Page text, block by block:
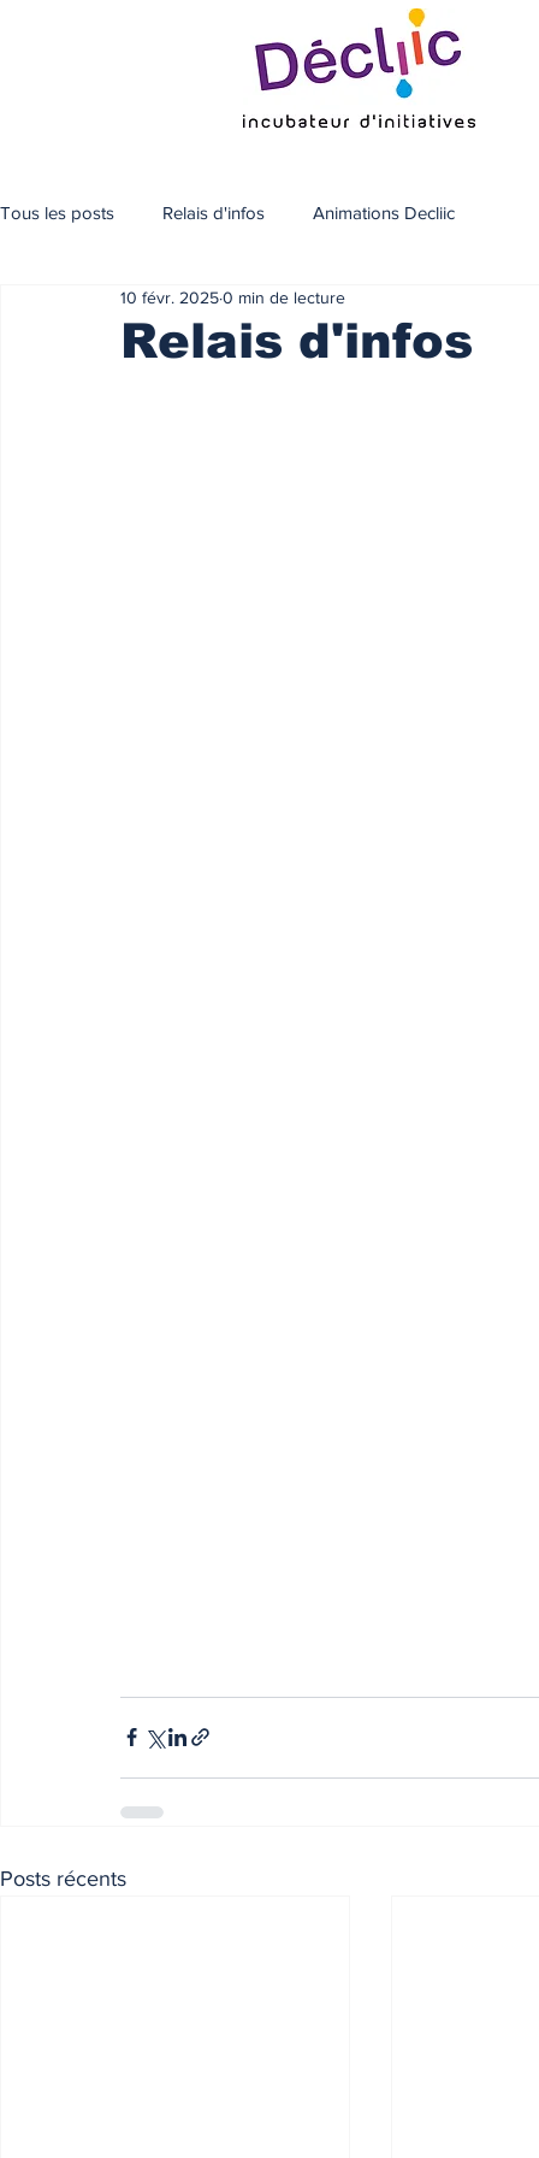
Tous les posts Relais d'infos Animations Decliic
Relais d'infos
10 févr. 20250 min de lecture
Posts récents